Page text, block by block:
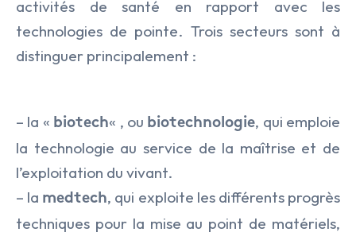
activités de santé en rapport avec les
technologies de pointe. Trois secteurs sont à
distinguer principalement :
– la « biotech« , ou biotechnologie, qui emploie
la technologie au service de la maîtrise et de
l’exploitation du vivant.
– la medtech, qui exploite les différents progrès
techniques pour la mise au point de matériels,